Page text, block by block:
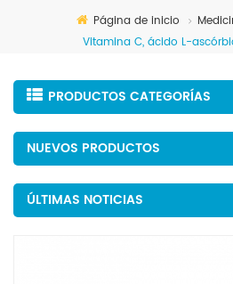
Página de inicio
Vitamina C, ácido L-
PRODUCTOS CATEGORÍAS
NUEVOS PRODUCTOS
ÚLTIMAS NOTICIAS